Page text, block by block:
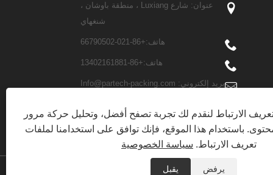
عنوان: شارع Luxiang ، منطقة باوشان ،
شنغهاي
هاتف:+86-021-66790502
هاتف:+86-13402161881
بريد إلكتروني: Info@partech-packing.com
الارتباط لنقدم لك تجربة تصفح أفضل، وتحليل حركة مرور
باستخدام هذا الموقع، فإنك توافق على استخدامنا لملفات
تعريف الارتباط. سياسة الخصوصية
يرفض يقبل